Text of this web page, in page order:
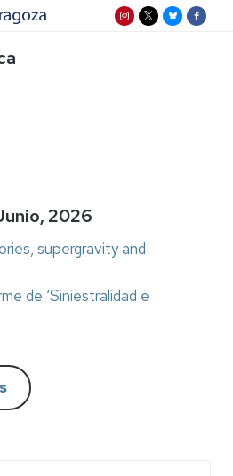
2026
supergravity and
de ‘Siniestralidad e